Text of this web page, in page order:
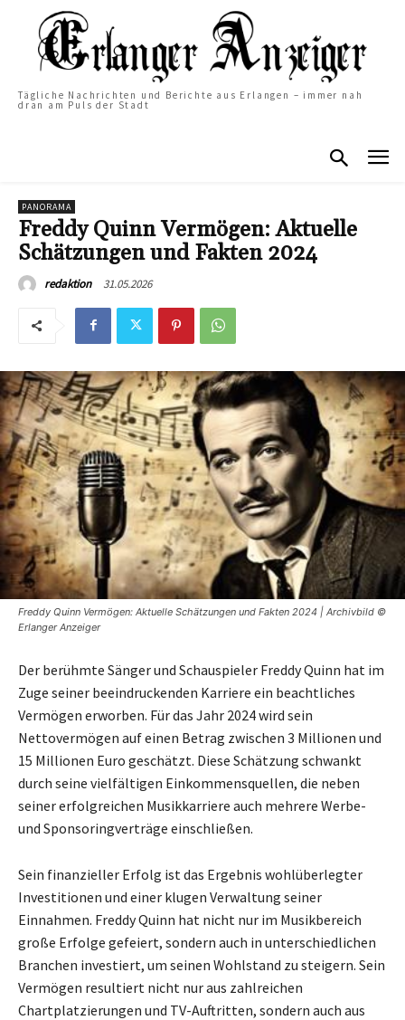
Tägliche Nachrichten und Berichte aus Erlangen – immer nah
dran am Puls der Stadt
PANORAMA
Freddy Quinn Vermögen: Aktuelle
Schätzungen und Fakten 2024
redaktion 31.05.2026
Freddy Quinn Vermögen: Aktuelle Schätzungen und Fakten 2024 | Archivbild ©
Erlanger Anzeiger
Der berühmte Sänger und Schauspieler Freddy Quinn hat im
Zuge seiner beeindruckenden Karriere ein beachtliches
Vermögen erworben. Für das Jahr 2024 wird sein
Nettovermögen auf einen Betrag zwischen 3 Millionen und
15 Millionen Euro geschätzt. Diese Schätzung schwankt
durch seine vielfältigen Einkommensquellen, die neben
seiner erfolgreichen Musikkarriere auch mehrere Werbe-
und Sponsoringverträge einschließen.
Sein finanzieller Erfolg ist das Ergebnis wohlüberlegter
Investitionen und einer klugen Verwaltung seiner
Einnahmen. Freddy Quinn hat nicht nur im Musikbereich
große Erfolge gefeiert, sondern auch in unterschiedlichen
Branchen investiert, um seinen Wohlstand zu steigern. Sein
Vermögen resultiert nicht nur aus zahlreichen
Chartplatzierungen und TV-Auftritten, sondern auch aus